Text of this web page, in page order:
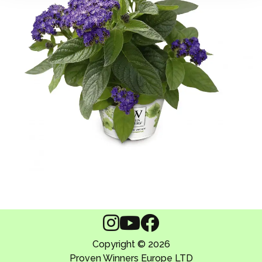
Copyright © 2026
Proven Winners Europe LTD